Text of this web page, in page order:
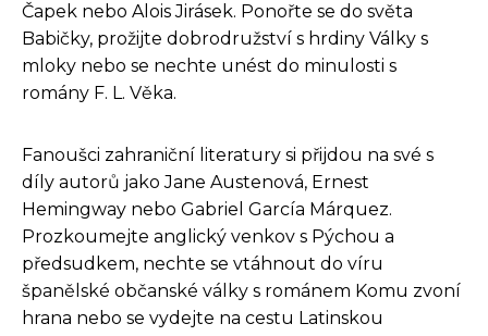
Čapek nebo Alois Jirásek. Ponořte se do světa
Babičky, prožijte dobrodružství s hrdiny Války s
mloky nebo se nechte unést do minulosti s
romány F. L. Věka.
Fanoušci zahraniční literatury si přijdou na své s
díly autorů jako Jane Austenová, Ernest
Hemingway nebo Gabriel García Márquez.
Prozkoumejte anglický venkov s Pýchou a
předsudkem, nechte se vtáhnout do víru
španělské občanské války s románem Komu zvoní
hrana nebo se vydejte na cestu Latinskou